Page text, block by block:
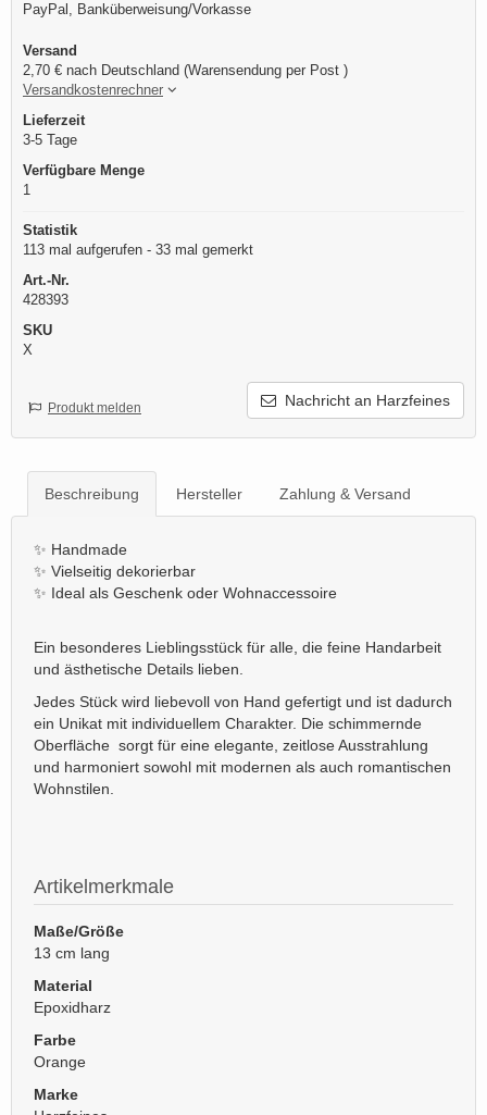
PayPal, Banküberweisung/Vorkasse
Versand
2,70 € nach Deutschland (Warensendung per Post )
Versandkostenrechner
Lieferzeit
3-5 Tage
Verfügbare Menge
1
Statistik
113 mal aufgerufen - 33 mal gemerkt
Art.-Nr.
428393
SKU
X
Nachricht an Harzfeines
Produkt melden
Beschreibung Hersteller Zahlung & Versand
✨ Handmade
✨ Vielseitig dekorierbar
✨ Ideal als Geschenk oder Wohnaccessoire
Ein besonderes Lieblingsstück für alle, die feine Handarbeit
und ästhetische Details lieben.
Jedes Stück wird liebevoll von Hand gefertigt und ist dadurch
ein Unikat mit individuellem Charakter. Die schimmernde
Oberfläche sorgt für eine elegante, zeitlose Ausstrahlung
und harmoniert sowohl mit modernen als auch romantischen
Wohnstilen.
Artikelmerkmale
Maße/Größe
13 cm lang
Material
Epoxidharz
Farbe
Orange
Marke